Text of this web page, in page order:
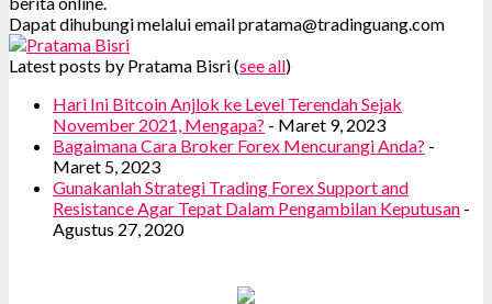
Dapat dihubungi melalui email pratama@tradinguang.com
Latest posts by Pratama Bisri(see all)
Hari Ini Bitcoin Anjlok ke Level Terendah Sejak
November 2021, Mengapa? - Maret 9, 2023
Bagaimana Cara Broker Forex Mencurangi Anda? -
Maret 5, 2023
Gunakanlah Strategi Trading Forex Support and
Resistance Agar Tepat Dalam Pengambilan Keputusan -
Agustus 27, 2020